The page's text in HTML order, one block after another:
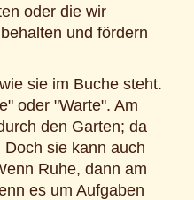
oder die wir
und fördern
sie im Buche steht.
oder "Warte". Am
den Garten; da
sie kann auch
Ruhe, dann am
es um Aufgaben